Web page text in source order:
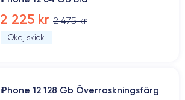
2 225 kr 2 475 kr
Okej skick
iPhone 12 128 Gb Överraskningsfärg